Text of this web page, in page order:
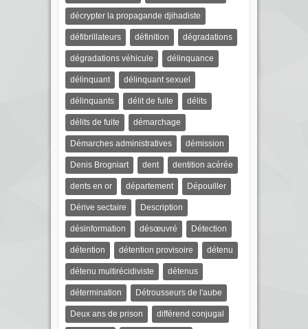
décrypter la propagande djihadiste
défibrillateurs définition dégradations
dégradations véhicule délinquance
délinquant délinquant sexuel
délinquants délit de fuite délits
délits de fuite démarchage
Démarches administratives démission
Denis Brogniart dent dentition acérée
dents en or département Dépouiller
Dérive sectaire Description
désinformation désœuvré Détection
détention détention provisoire détenu
détenu multirécidiviste détenus
détermination Détrousseurs de l'aube
Deux ans de prison différend conjugal